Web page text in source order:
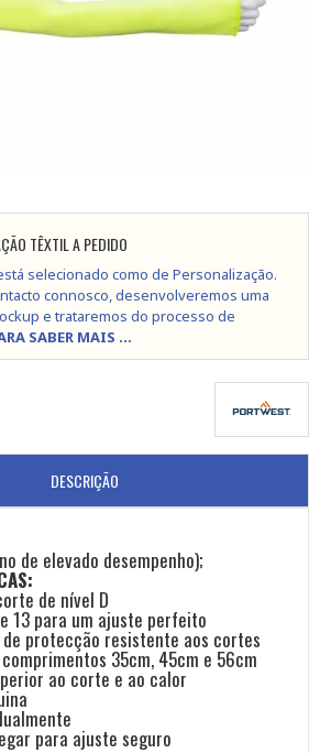
TÊXTIL A PEDIDO
selecionado como de Personalização.
connosco, desenvolveremos uma
e trataremos do processo de
SABER MAIS ...
DESCRIÇÃO
de elevado desempenho);
de nível D
13 para um ajuste perfeito
protecção resistente aos cortes
35cm, 45cm e 56cm
ao corte e ao calor
para ajuste seguro